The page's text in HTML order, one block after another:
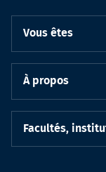
Vous êtes
À propos
Facultés,